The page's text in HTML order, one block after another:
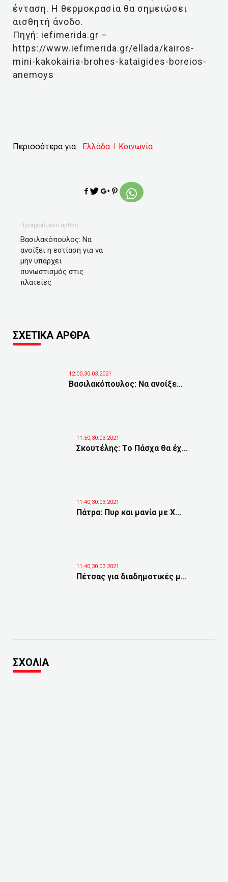
ένταση. Η θερμοκρασία θα σημειώσει
αισθητή άνοδο.
Πηγή: iefimerida.gr –
https://www.iefimerida.gr/ellada/kairos-
mini-kakokairia-brohes-kataigides-boreios-
anemoys
Περισσότερα για: Ελλάδα Κοινωνία
Προηγούμενο άρθρο
Βασιλακόπουλος: Να
ανοίξει η εστίαση για να
μην υπάρχει
συνωστισμός στις
πλατείες
ΣΧΕΤΙΚΑ ΑΡΘΡΑ
12:00,30.03.2021
Βασιλακόπουλος: Να ανοίξε...
11:50,30.03.2021
Σκουτέλης: Το Πάσχα θα έχ...
11:40,30.03.2021
Πάτρα: Πυρ και μανία με Χ...
11:40,30.03.2021
Πέτσας για διαδημοτικές μ...
ΣΧΟΛΙΑ